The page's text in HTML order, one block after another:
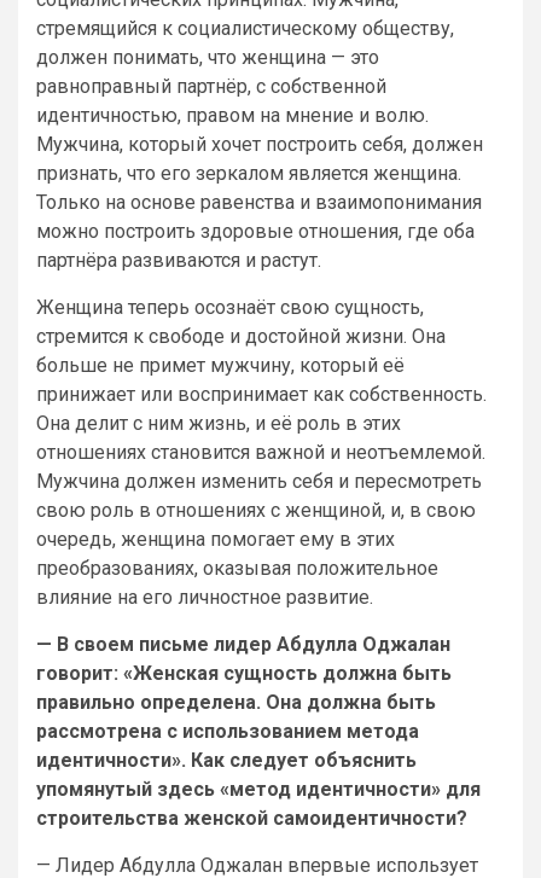
стремящийся к социалистическому обществу,
должен понимать, что женщина — это
равноправный партнёр, с собственной
идентичностью, правом на мнение и волю.
Мужчина, который хочет построить себя, должен
признать, что его зеркалом является женщина.
Только на основе равенства и взаимопонимания
можно построить здоровые отношения, где оба
партнёра развиваются и растут.
Женщина теперь осознаёт свою сущность,
стремится к свободе и достойной жизни. Она
больше не примет мужчину, который её
принижает или воспринимает как собственность.
Она делит с ним жизнь, и её роль в этих
отношениях становится важной и неотъемлемой.
Мужчина должен изменить себя и пересмотреть
свою роль в отношениях с женщиной, и, в свою
очередь, женщина помогает ему в этих
преобразованиях, оказывая положительное
влияние на его личностное развитие.
— В своем письме лидер Абдулла Оджалан
говорит: «Женская сущность должна быть
правильно определена. Она должна быть
рассмотрена с использованием метода
идентичности». Как следует объяснить
упомянутый здесь «метод идентичности» для
строительства женской самоидентичности?
— Лидер Абдулла Оджалан впервые использует